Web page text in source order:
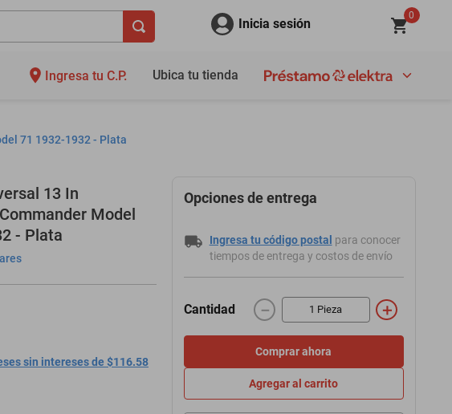
Inicia sesión
0
Ingresa tu C.P. Ubica tu tienda
71 1932-1932 - Plata
13 In
Model
- Plata
sin intereses de $116.58
Opciones de entrega
Ingresa tu código postal para conocer
tiempos de entrega y costos de envío
Cantidad ＋
－
Comprar ahora
Agregar al carrito